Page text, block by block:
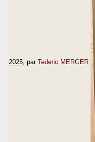
2025 , par Tederic MERGER